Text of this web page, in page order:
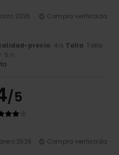
2026
Compra verificada
precio: 4/5 Talla: Talla
: 5 /5
/5
2026
Compra verificada